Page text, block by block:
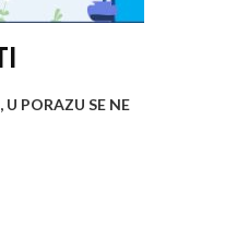
U PORAZU SE NE